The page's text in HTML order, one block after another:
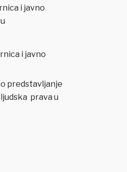
i javno
i javno
predstavljanje
prava u